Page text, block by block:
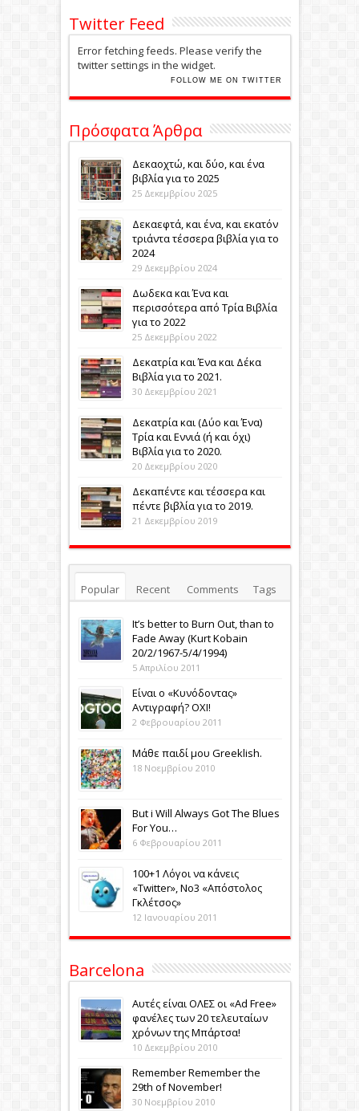
Twitter Feed
Error fetching feeds. Please verify the
twitter settings in the widget.
FOLLOW ME ON TWITTER
Πρόσφατα Άρθρα
Δεκαοχτώ, και δύο, και ένα
βιβλία για το 2025
25 Δεκεμβρίου 2025
Δεκαεφτά, και ένα, και εκατόν
τριάντα τέσσερα βιβλία για το
2024
29 Δεκεμβρίου 2024
Δωδεκα και Ένα και
περισσότερα από Τρία Βιβλία
για το 2022
25 Δεκεμβρίου 2022
Δεκατρία και Ένα και Δέκα
Βιβλία για το 2021.
30 Δεκεμβρίου 2021
Δεκατρία και (Δύο και Ένα)
Τρία και Εννιά (ή και όχι)
Βιβλία για το 2020.
20 Δεκεμβρίου 2020
Δεκαπέντε και τέσσερα και
πέντε βιβλία για το 2019.
21 Δεκεμβρίου 2019
Popular Recent Comments Tags
It’s better to Burn Out, than to
Fade Away (Κurt Kobain
20/2/1967-5/4/1994)
5 Απριλίου 2011
Eίναι ο «Κυνόδοντας»
Αντιγραφή? ΟΧΙ!
2 Φεβρουαρίου 2011
Μάθε παιδί μου Greeklish.
18 Νοεμβρίου 2010
Βut i Will Always Got The Blues
For You…
6 Φεβρουαρίου 2011
100+1 Λόγοι να κάνεις
«Twitter», No3 «Aπόστολος
Γκλέτσος»
12 Ιανουαρίου 2011
Barcelona
Αυτές είναι ΟΛΕΣ οι «Ad Free»
φανέλες των 20 τελευταίων
χρόνων της Μπάρτσα!
10 Δεκεμβρίου 2010
Remember Remember the
29th of November!
30 Νοεμβρίου 2010